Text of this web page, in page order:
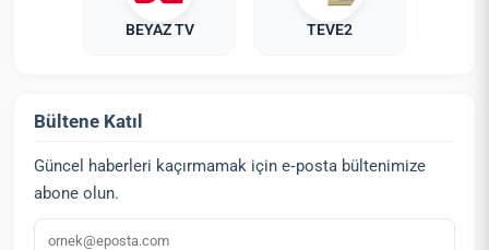
BEYAZ TV TEVE2
Bültene Katıl
Güncel haberleri kaçırmamak için e‑posta bültenimize
abone olun.
E‑posta